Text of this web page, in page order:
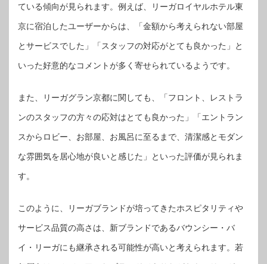
ている傾向が見られます。例えば、リーガロイヤルホテル東
京に宿泊したユーザーからは、「金額から考えられない部屋
とサービスでした」「スタッフの対応がとても良かった」と
いった好意的なコメントが多く寄せられているようです。
また、リーガグラン京都に関しても、「フロント、レストラ
ンのスタッフの方々の応対はとても良かった」「エントラン
スからロビー、お部屋、お風呂に至るまで、清潔感とモダン
な雰囲気を居心地が良いと感じた」といった評価が見られま
す。
このように、リーガブランドが培ってきたホスピタリティや
サービス品質の高さは、新ブランドであるバウンシー・バ
イ・リーガにも継承される可能性が高いと考えられます。若